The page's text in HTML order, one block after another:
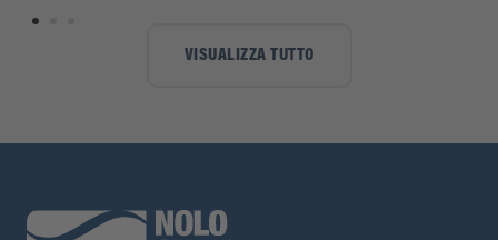
VISUALIZZA TUTTO